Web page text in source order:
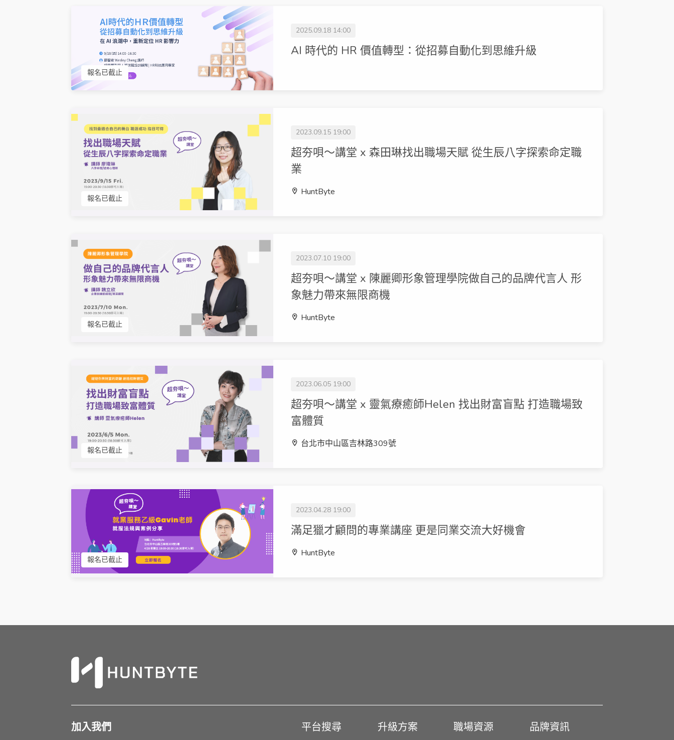
報名已截止
2025.09.18 14:00
AI 時代的 HR 價值轉型：從招募自動化到思維升級
報名已截止
2023.09.15 19:00
超夯唄～講堂 x 森田琳找出職場天賦 從生辰八字探索命定職
業
HuntByte
報名已截止
2023.07.10 19:00
超夯唄～講堂 x 陳麗卿形象管理學院做自己的品牌代言人 形
象魅力帶來無限商機
HuntByte
報名已截止
2023.06.05 19:00
超夯唄～講堂 x 靈氣療癒師Helen 找出財富盲點 打造職場致
富體質
台北市中山區吉林路309號
報名已截止
2023.04.28 19:00
滿足獵才顧問的專業講座 更是同業交流大好機會
HuntByte
加入我們 平台搜尋 升級方案 職場資源 品牌資訊